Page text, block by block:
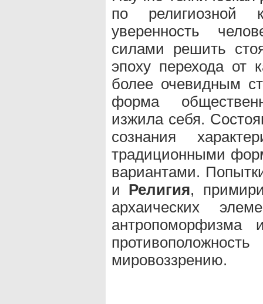
по религиозной
уверенность
силами решить
эпоху перехода от
более очевидным
форма
изжила себя.
сознания
традиционными
вариантами.
и Религия,
архаических
мировоззрению.